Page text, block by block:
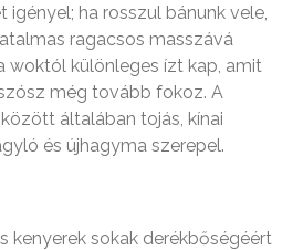
ha rosszul bánunk vele,
ragacsos masszává
woktól különleges ízt kap, amit
még tovább fokoz. A
általában tojás, kínai
és újhagyma szerepel.
kenyerek sokak derékbőségéért